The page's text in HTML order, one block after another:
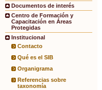
Documentos de interés
Centro de Formación y
Capacitación en Áreas
Protegidas
Institucional
Contacto
Qué es el SIB
Organigrama
Referencias sobre
taxonomía